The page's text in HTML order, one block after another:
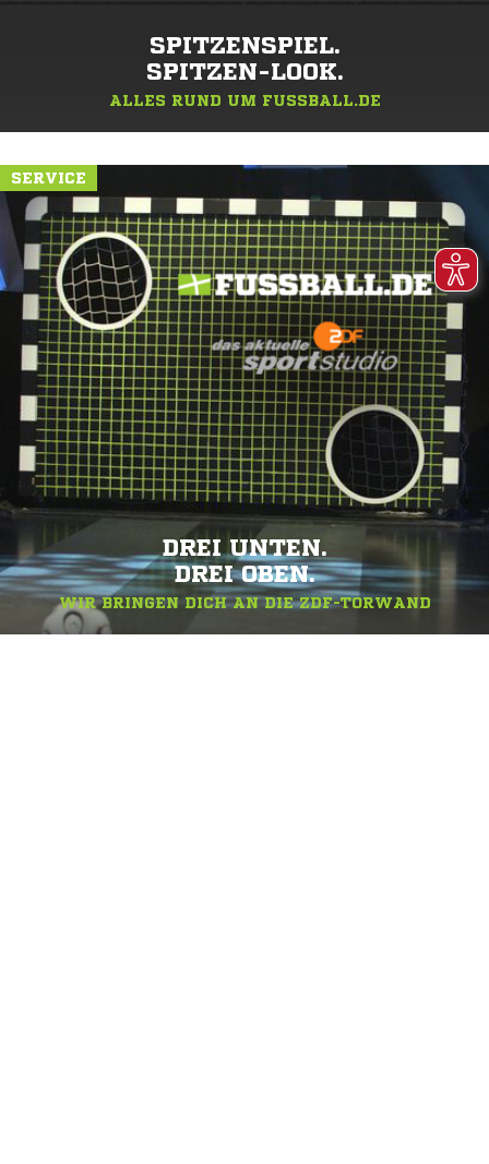
SPITZENSPIEL.
SPITZEN-LOOK.
ALLES RUND UM FUSSBALL.DE
SERVICE
DREI UNTEN.
DREI OBEN.
WIR BRINGEN DICH AN DIE ZDF-TORWAND